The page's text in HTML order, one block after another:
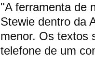
"A ferramenta de
Stewie dentro da
menor. Os textos
telefone de um